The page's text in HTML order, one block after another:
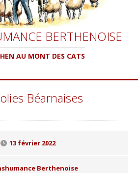
BERTHENOISE
AU MONT DES CATS
Béarnaises
13 février 2022
Berthenoise